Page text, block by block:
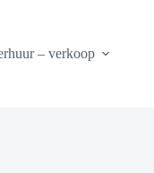
– verkoop